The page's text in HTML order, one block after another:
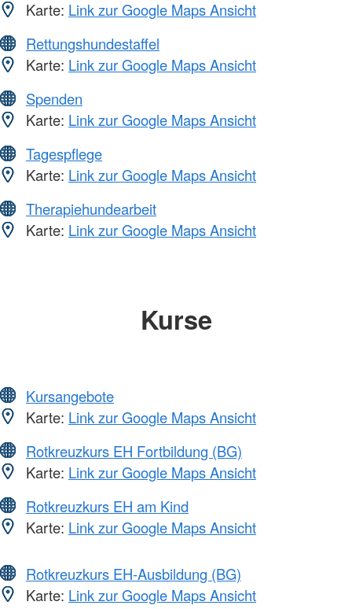
Karte: Link zur Google Maps Ansicht
Rettungshundestaffel
Karte: Link zur Google Maps Ansicht
Spenden
Karte: Link zur Google Maps Ansicht
Tagespflege
Karte: Link zur Google Maps Ansicht
Therapiehundearbeit
Karte: Link zur Google Maps Ansicht
Kurse
Kursangebote
Karte: Link zur Google Maps Ansicht
Rotkreuzkurs EH Fortbildung (BG)
Karte: Link zur Google Maps Ansicht
Rotkreuzkurs EH am Kind
Karte: Link zur Google Maps Ansicht
Rotkreuzkurs EH-Ausbildung (BG)
Karte: Link zur Google Maps Ansicht